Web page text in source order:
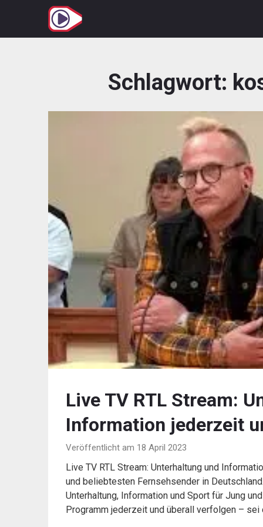
springen
Schlagwort:
Live TV RTL Stream:
Information jederzeit
Veröffentlicht am 18 April 2023
Live TV RTL Stream: Unterhaltung und
und beliebtesten Fernsehsender in
Unterhaltung, Information und Sport für Jung
Programm jederzeit und überall verfolgen – sei